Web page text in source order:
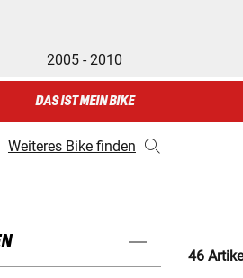
2005 - 2010
DAS IST MEIN BIKE
Weiteres Bike finden
46